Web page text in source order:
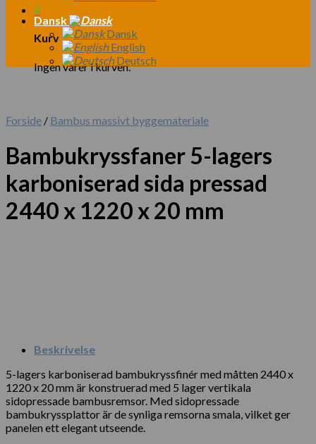
0
Kurv
Ingen varer i kurven.
Dansk
Dansk
English
Deutsch
Forside / Bambus massivt byggemateriale
Bambukryssfaner 5-lagers
karboniserad sida pressad
2440 x 1220 x 20 mm
Beskrivelse
5-lagers karboniserad bambukryssfinér med måtten 2440 x
1220 x 20 mm är konstruerad med 5 lager vertikala
sidopressade bambusremsor. Med sidopressade
bambukryssplattor är de synliga remsorna smala, vilket ger
panelen ett elegant utseende.